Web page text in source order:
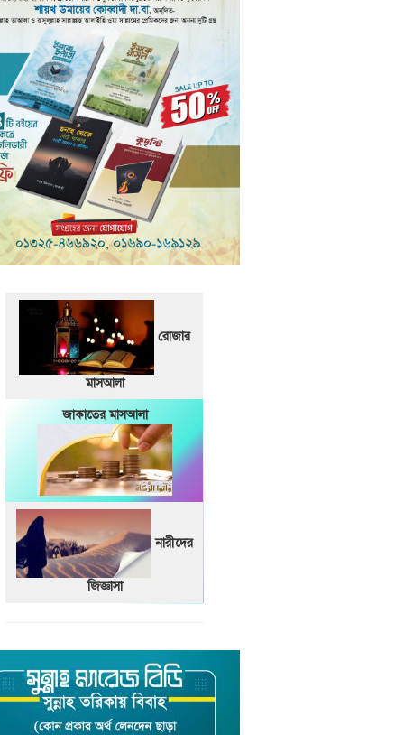
রোজার
মাসআলা
জাকাতের মাসআলা
নারীদের
জিজ্ঞাসা